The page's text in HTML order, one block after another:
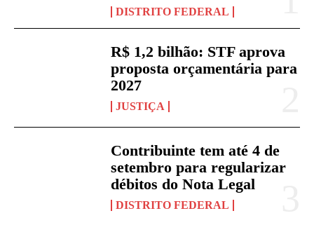
DISTRITO FEDERAL
R$ 1,2 bilhão: STF aprova
proposta orçamentária para
2027
JUSTIÇA
Contribuinte tem até 4 de
setembro para regularizar
débitos do Nota Legal
DISTRITO FEDERAL